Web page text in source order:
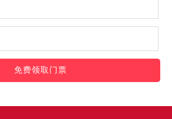
免费领取门票